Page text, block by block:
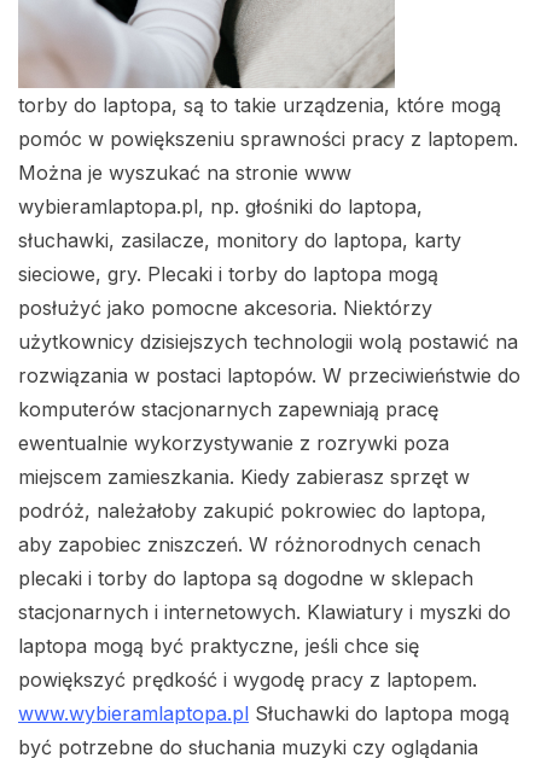
torby do laptopa, są to takie urządzenia, które mogą
pomóc w powiększeniu sprawności pracy z laptopem.
Można je wyszukać na stronie www
wybieramlaptopa.pl, np. głośniki do laptopa,
słuchawki, zasilacze, monitory do laptopa, karty
sieciowe, gry. Plecaki i torby do laptopa mogą
posłużyć jako pomocne akcesoria. Niektórzy
użytkownicy dzisiejszych technologii wolą postawić na
rozwiązania w postaci laptopów. W przeciwieństwie do
komputerów stacjonarnych zapewniają pracę
ewentualnie wykorzystywanie z rozrywki poza
miejscem zamieszkania. Kiedy zabierasz sprzęt w
podróż, należałoby zakupić pokrowiec do laptopa,
aby zapobiec zniszczeń. W różnorodnych cenach
plecaki i torby do laptopa są dogodne w sklepach
stacjonarnych i internetowych. Klawiatury i myszki do
laptopa mogą być praktyczne, jeśli chce się
powiększyć prędkość i wygodę pracy z laptopem.
www.wybieramlaptopa.pl Słuchawki do laptopa mogą
być potrzebne do słuchania muzyki czy oglądania